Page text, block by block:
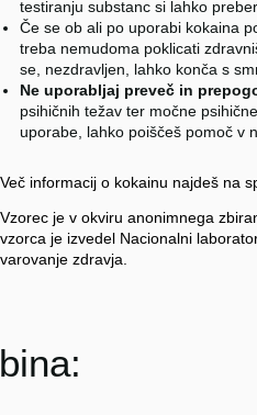
testiranju substanc si lahko
Če se ob ali po uporabi kokaina
treba nemudoma poklicati
se, nezdravljen, lahko konča s
Ne uporabljaj preveč in
psihičnih težav ter močne
uporabe, lahko poiščeš pomoč v
Več informacij o kokainu najdeš na
Vzorec je v okviru anonimnega
vzorca je izvedel Nacionalni
varovanje zdravja.